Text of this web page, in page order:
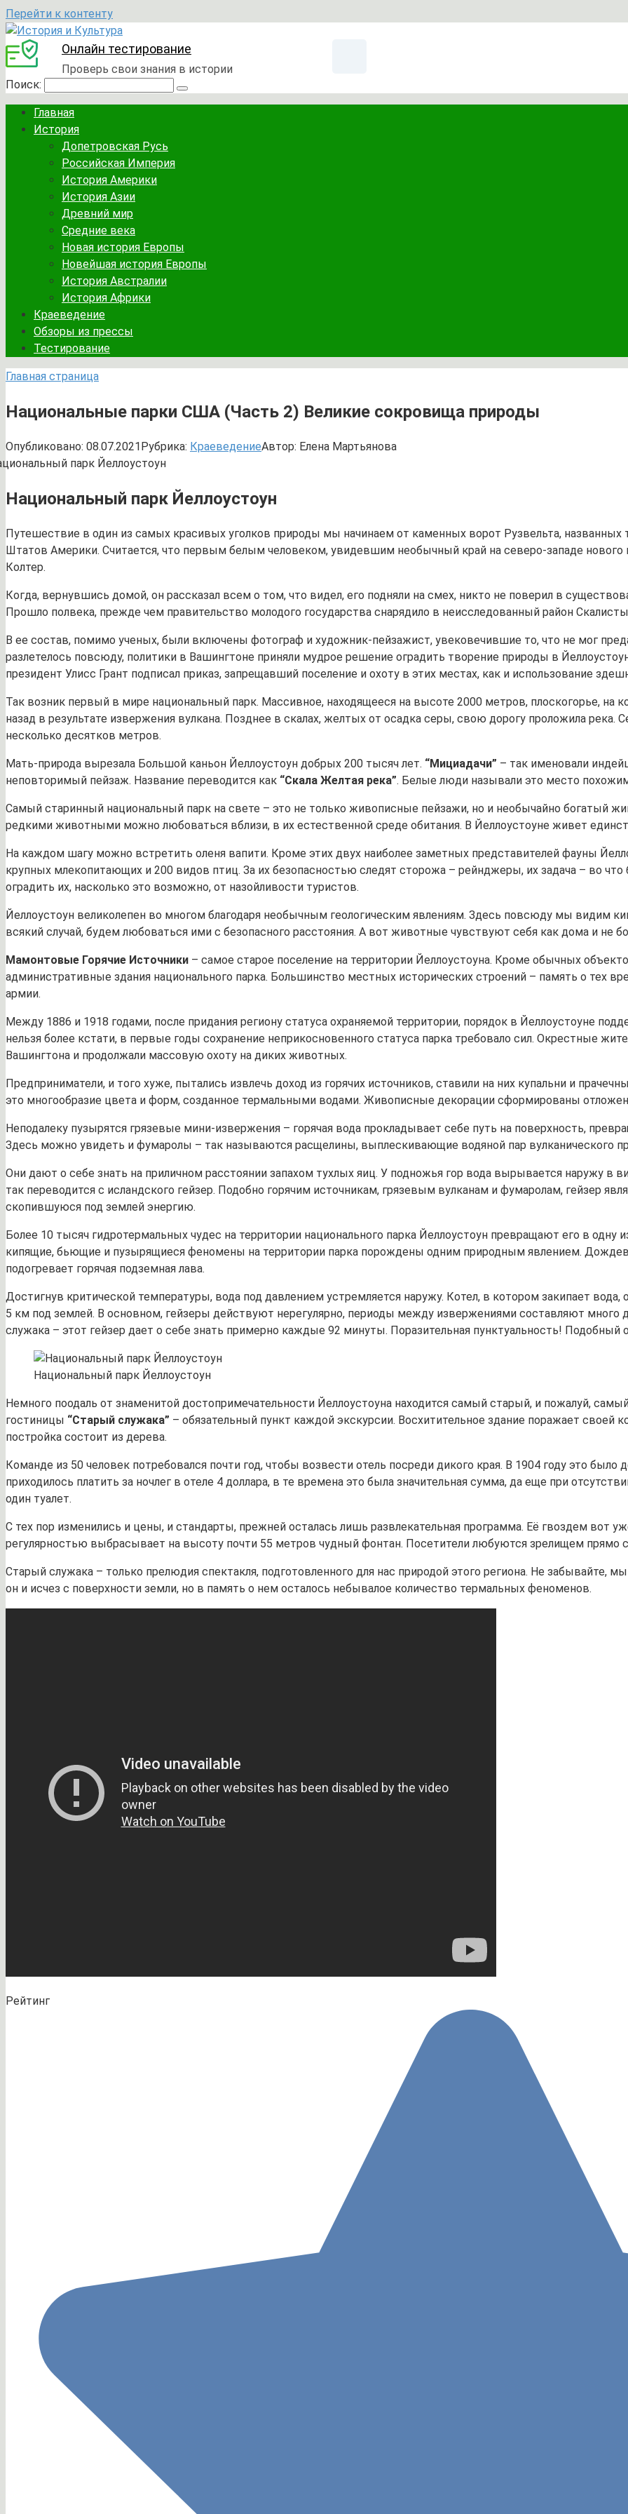
Перейти к контенту
Онлайн тестирование
Проверь свои знания в истории
Поиск:
Главная
История
Допетровская Русь
Российская Империя
История Америки
История Азии
Древний мир
Средние века
Новая история Европы
Новейшая история Европы
История Австралии
История Африки
Краеведение
Обзоры из прессы
Тестирование
Главная страница
Национальные парки США (Часть 2) Великие сокровища природы
Опубликовано: 08.07.2021Рубрика: КраеведениеАвтор: Елена Мартьянова
Национальный парк Йеллоустоун
Путешествие в один из самых красивых уголков природы мы начинаем от каменных ворот Рузвельта, названных
Штатов Америки. Считается, что первым белым человеком, увидевшим необычный край на северо-западе
Колтер.
Когда, вернувшись домой, он рассказал всем о том, что видел, его подняли на смех, никто не поверил в
Прошло полвека, прежде чем правительство молодого государства снарядило в неисследованный район
В ее состав, помимо ученых, были включены фотограф и художник-пейзажист, увековечившие то, что не мог
разлетелось повсюду, политики в Вашингтоне приняли мудрое решение оградить творение природы в
президент Улисс Грант подписал приказ, запрещавший поселение и охоту в этих местах, как и использование
Так возник первый в мире национальный парк. Массивное, находящееся на высоте 2000 метров, плоскогорье, на
назад в результате извержения вулкана. Позднее в скалах, желтых от осадка серы, свою дорогу проложила
несколько десятков метров.
Мать-природа вырезала Большой каньон Йеллоустоун добрых 200 тысяч лет. “Мициадачи” – так именовали
неповторимый пейзаж. Название переводится как “Скала Желтая река”. Белые люди называли это место
Самый старинный национальный парк на свете – это не только живописные пейзажи, но и необычайно богатый
редкими животными можно любоваться вблизи, в их естественной среде обитания. В Йеллоустоуне живет
На каждом шагу можно встретить оленя вапити. Кроме этих двух наиболее заметных представителей фауны
крупных млекопитающих и 200 видов птиц. За их безопасностью следят сторожа – рейнджеры, их задача – во
оградить их, насколько это возможно, от назойливости туристов.
Йеллоустоун великолепен во многом благодаря необычным геологическим явлениям. Здесь повсюду мы видим
всякий случай, будем любоваться ими с безопасного расстояния. А вот животные чувствуют себя как дома и не
Мамонтовые Горячие Источники – самое старое поселение на территории Йеллоустоуна. Кроме обычных
административные здания национального парка. Большинство местных исторических строений – память о тех
армии.
Между 1886 и 1918 годами, после придания региону статуса охраняемой территории, порядок в Йеллоустоуне
нельзя более кстати, в первые годы сохранение неприкосновенного статуса парка требовало сил. Окрестные
Вашингтона и продолжали массовую охоту на диких животных.
Предприниматели, и того хуже, пытались извлечь доход из горячих источников, ставили на них купальни и
это многообразие цвета и форм, созданное термальными водами. Живописные декорации сформированы
Неподалеку пузырятся грязевые мини-извержения – горячая вода прокладывает себе путь на поверхность,
Здесь можно увидеть и фумаролы – так называются расщелины, выплескивающие водяной пар вулканического
Они дают о себе знать на приличном расстоянии запахом тухлых яиц. У подножья гор вода вырывается наружу в
так переводится с исландского гейзер. Подобно горячим источникам, грязевым вулканам и фумаролам, гейзер
скопившуюся под землей энергию.
Более 10 тысяч гидротермальных чудес на территории национального парка Йеллоустоун превращают его в одну
кипящие, бьющие и пузырящиеся феномены на территории парка порождены одним природным явлением.
подогревает горячая подземная лава.
Достигнув критической температуры, вода под давлением устремляется наружу. Котел, в котором закипает вода,
5 км под землей. В основном, гейзеры действуют нерегулярно, периоды между извержениями составляют много
служака – этот гейзер дает о себе знать примерно каждые 92 минуты. Поразительная пунктуальность!
Национальный парк Йеллоустоун
Немного поодаль от знаменитой достопримечательности Йеллоустоуна находится самый старый, и пожалуй,
гостиницы “Старый служака” – обязательный пункт каждой экскурсии. Восхитительное здание поражает своей
постройка состоит из дерева.
Команде из 50 человек потребовался почти год, чтобы возвести отель посреди дикого края. В 1904 году это
приходилось платить за ночлег в отеле 4 доллара, в те времена это была значительная сумма, да еще при
один туалет.
С тех пор изменились и цены, и стандарты, прежней осталась лишь развлекательная программа. Её гвоздем вот
регулярностью выбрасывает на высоту почти 55 метров чудный фонтан. Посетители любуются зрелищем прямо
Старый служака – только прелюдия спектакля, подготовленного для нас природой этого региона. Не забывайте,
он и исчез с поверхности земли, но в память о нем осталось небывалое количество термальных феноменов.
Рейтинг